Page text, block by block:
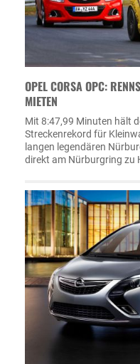
OPEL CORSA OPC:
MIETEN
Mit 8:47,99 Minuten hält
Streckenrekord für
langen legendären
direkt am Nürburgring zu